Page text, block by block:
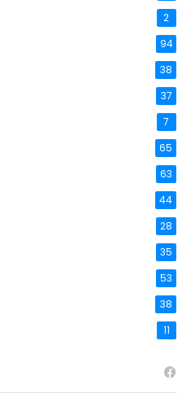
2
94
38
37
7
65
63
44
28
35
53
38
11